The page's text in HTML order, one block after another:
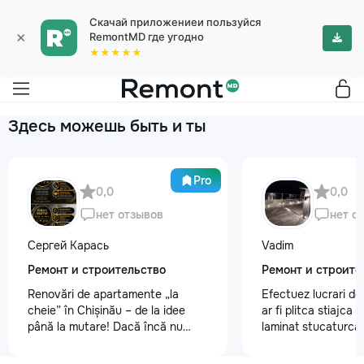
×
Скачай приложениеи пользуйся
RemontMD где угодно
★★★★★
Здесь можешь быть и ты
Pro
0,0
нет отзывов
Сергей Карась
Ремонт и строительство
Renovări de apartamente „la
cheie” în Chișinău – de la idee
până la mutare! Dacă încă nu
0,0
нет
Vadim
Ремонт и
Efectuez lucrari
ar fi plitca stiajca
laminat